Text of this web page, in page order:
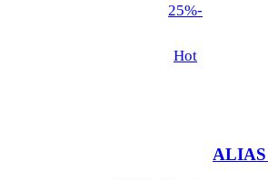
-25%
Hot